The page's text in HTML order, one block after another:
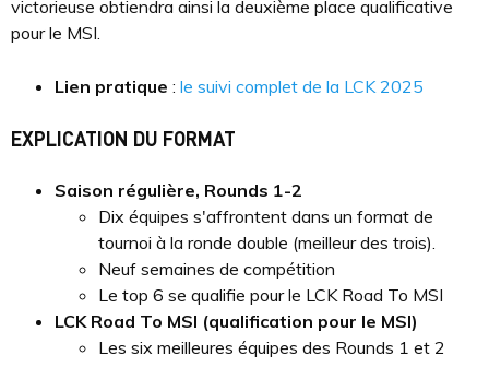
victorieuse obtiendra ainsi la deuxième place qualificative
pour le MSI.
Lien pratique : le suivi complet de la LCK 2025
EXPLICATION DU FORMAT
Saison régulière, Rounds 1-2
Dix équipes s'affrontent dans un format de
tournoi à la ronde double (meilleur des trois).
Neuf semaines de compétition
Le top 6 se qualifie pour le LCK Road To MSI
LCK Road To MSI (qualification pour le MSI)
Les six meilleures équipes des Rounds 1 et 2